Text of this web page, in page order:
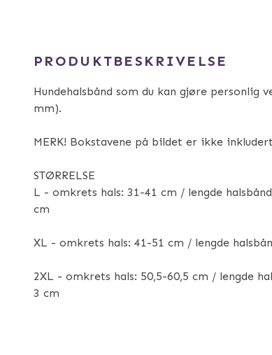
PRODUKTBESKRIVELSE
Hundehalsbånd som du kan gjøre personlig
mm).
MERK! Bokstavene på bildet er ikke
STØRRELSE
L - omkrets hals: 31-41 cm / lengde
cm
XL - omkrets hals: 41-51 cm / lengde
2XL - omkrets hals: 50,5-60,5 cm / lengde
3 cm